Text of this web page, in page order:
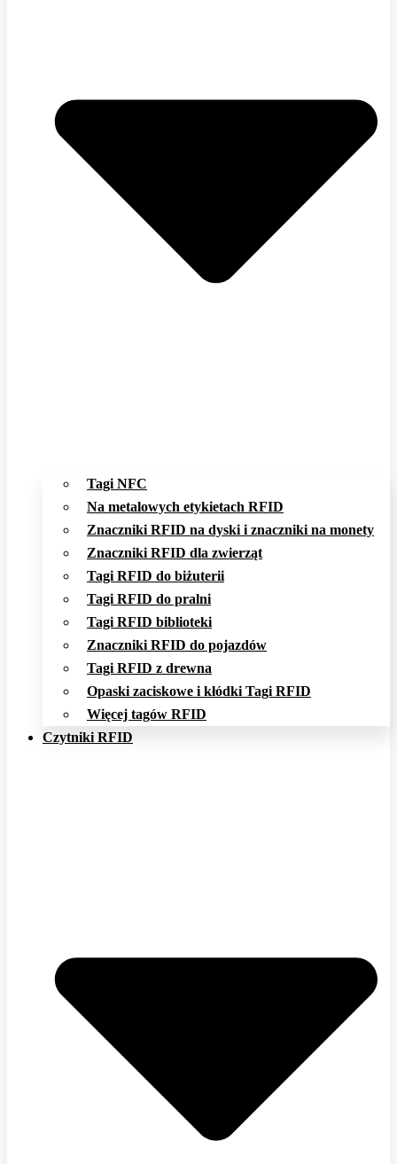
Tagi NFC
Na metalowych etykietach RFID
Znaczniki RFID na dyski i znaczniki na monety
Znaczniki RFID dla zwierząt
Tagi RFID do biżuterii
Tagi RFID do pralni
Tagi RFID biblioteki
Znaczniki RFID do pojazdów
Tagi RFID z drewna
Opaski zaciskowe i kłódki Tagi RFID
Więcej tagów RFID
Czytniki RFID